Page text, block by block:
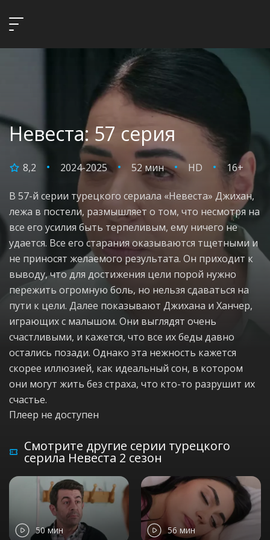
Невеста: 57 серия
8,2 2024-2025 52 мин HD 16+
В 57-й серии турецкого сериала «Невеста» Джихан,
лежа в постели, размышляет о том, что несмотря на
все его усилия быть терпеливым, ему ничего не
удается. Все его старания оказываются тщетными и
не приносят желаемого результата. Он приходит к
выводу, что для достижения цели порой нужно
пережить огромную боль, но нельзя сдаваться на
пути к цели. Далее показывают Джихана и Ханчер,
играющих с малышом. Они выглядят очень
счастливыми, и кажется, что все их беды давно
остались позади. Однако эта нежность кажется
скорее иллюзией, как идеальный сон, в котором
они могут жить без страха, что кто-то разрушит их
счастье.
Плеер не доступен
Смотрите другие серии турецкого
серила Невеста 2 сезон
50 мин 56 мин